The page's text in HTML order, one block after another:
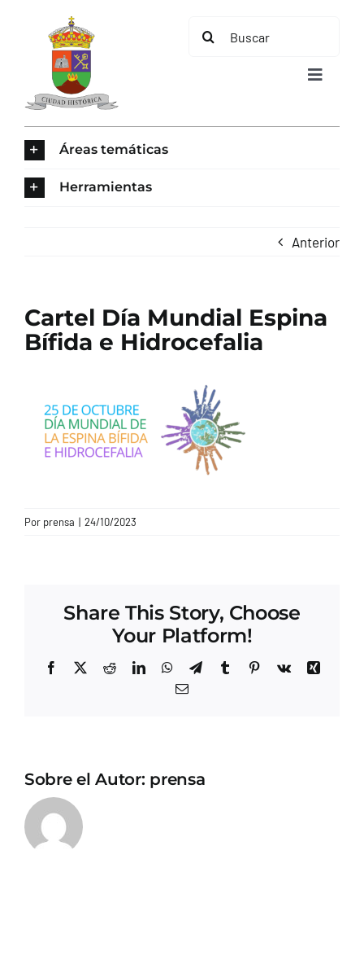
contenido
Buscar:
Toggle
TURISMO
Áreas temáticas
Herramientas
Anterior
Cartel Día Mundial Espina
Bífida e Hidrocefalia
Por prensa | 24/10/2023
Share This Story, Choose
Your Platform!
Facebook
X RedditLinkedInWhatsApp
TelegramTumblrPinterest
Vk
Xing
Correo
Sobre el Autor: prensa